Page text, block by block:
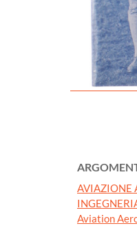
AVIAZIONE
Aviation